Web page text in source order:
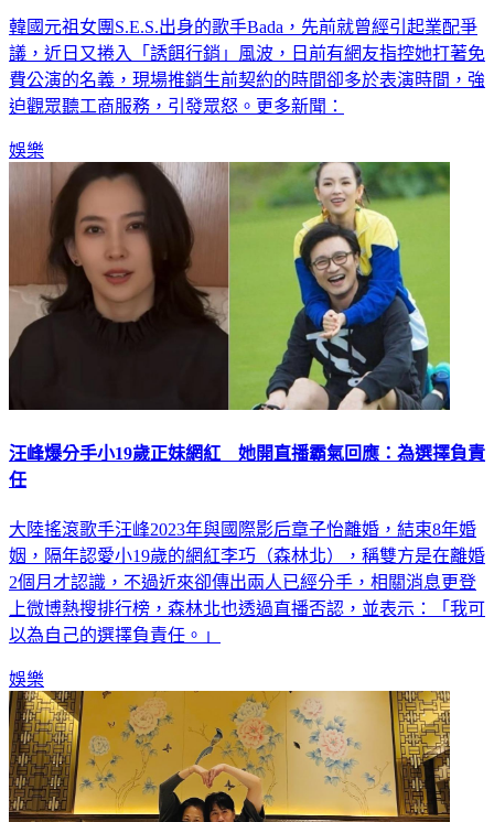
韓國元祖女團S.E.S.出身的歌手Bada，先前就曾經引起業配爭
議，近日又捲入「誘餌行銷」風波，日前有網友指控她打著免
費公演的名義，現場推銷生前契約的時間卻多於表演時間，強
迫觀眾聽工商服務，引發眾怒。更多新聞：
娛樂
汪峰爆分手小19歲正妹網紅 她開直播霸氣回應：為選擇負責
任
大陸搖滾歌手汪峰2023年與國際影后章子怡離婚，結束8年婚
姻，隔年認愛小19歲的網紅李巧（森林北），稱雙方是在離婚
2個月才認識，不過近來卻傳出兩人已經分手，相關消息更登
上微博熱搜排行榜，森林北也透過直播否認，並表示：「我可
以為自己的選擇負責任。」
娛樂